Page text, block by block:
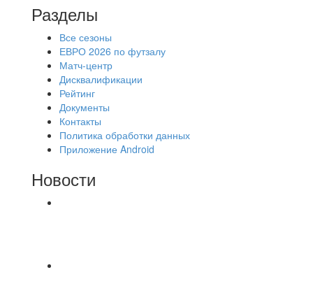
Разделы
Все сезоны
ЕВРО 2026 по футзалу
Матч-центр
Дисквалификации
Рейтинг
Документы
Контакты
Политика обработки данных
Приложение Android
Новости